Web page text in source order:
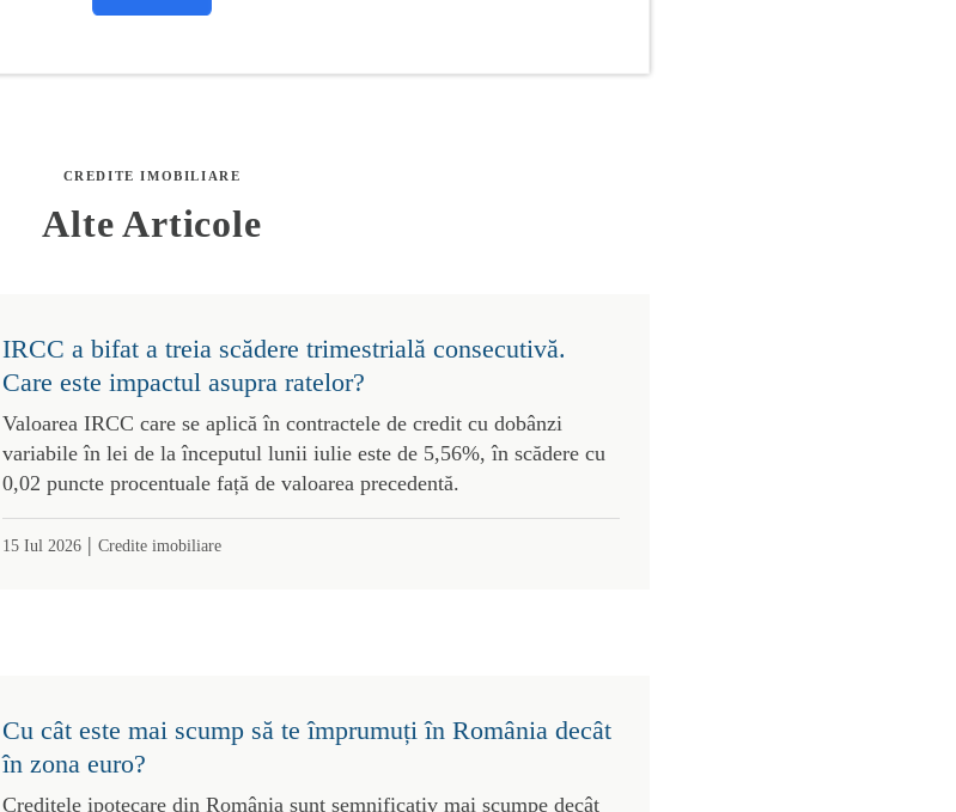
CREDITE IMOBILIARE
Alte Articole
IRCC a bifat a treia scădere trimestrială consecutivă.
Care este impactul asupra ratelor?
Valoarea IRCC care se aplică în contractele de credit cu dobânzi
variabile în lei de la începutul lunii iulie este de 5,56%, în scădere cu
0,02 puncte procentuale față de valoarea precedentă.
15 Iul 2026| Credite imobiliare
Cu cât este mai scump să te împrumuți în România decât
în zona euro?
Creditele ipotecare din România sunt semnificativ mai scumpe decât